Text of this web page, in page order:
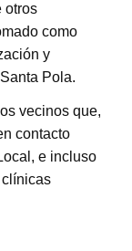
otros
como
y
Pola.
vecinos que,
contacto
e incluso
clínicas